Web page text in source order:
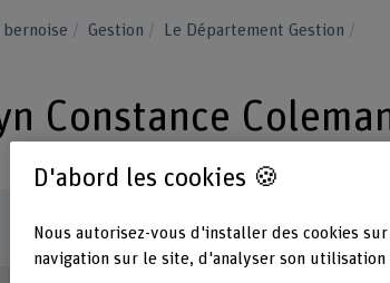
bernoise Gestion Le Département Gestion
Constance
D'abord les cookies 🍪
Nous autorisez-vous d'installer des cookies
navigation sur le site, d'analyser son